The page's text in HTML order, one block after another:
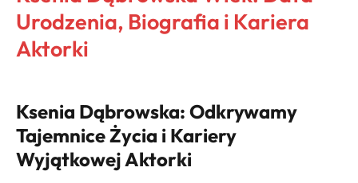
Urodzenia, Biografia i Kariera
Aktorki
Ksenia Dąbrowska: Odkrywamy
Tajemnice Życia i Kariery
Wyjątkowej Aktorki